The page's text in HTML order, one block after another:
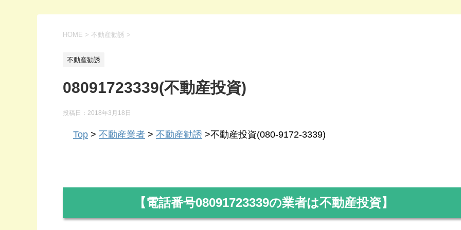
HOME > 不動産勧誘 >
不動産勧誘
08091723339(不動産投資)
投稿日： 2018年3月18日
Top > 不動産業者 > 不動産勧誘 >不動産投資(080-9172-3339)
【電話番号08091723339の業者は不動産投資】